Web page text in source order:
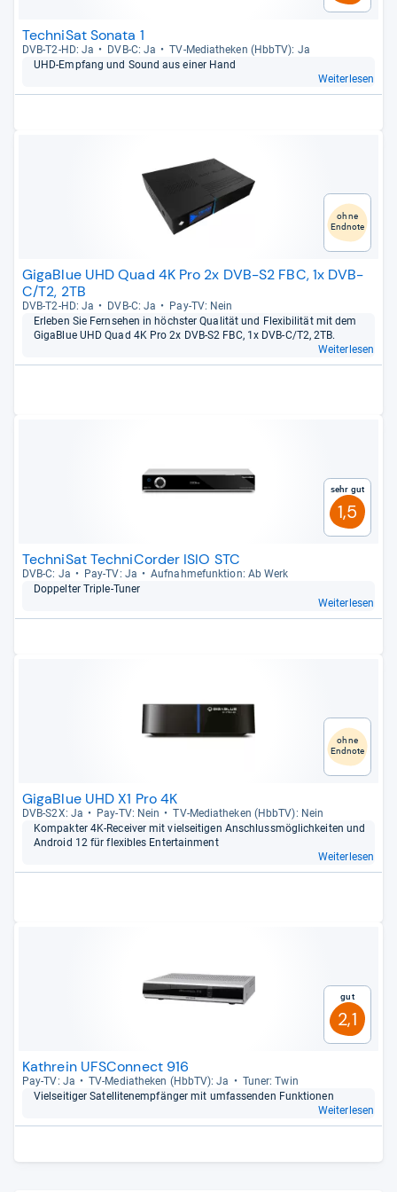
TechniSat Sonata 1
DVB-​T2-​HD: Ja DVB-​C: Ja
TV-​Media­the­ken (HbbTV): Ja
UHD-​Emp­fang und Sound aus einer Hand
Weiterlesen
ohne
Endnote
GigaBlue UHD Quad 4K Pro 2x DVB-S2 FBC, 1x DVB-
C/T2, 2TB
DVB-​T2-​HD: Ja DVB-​C: Ja
Pay-​TV: Nein
Erle­ben Sie Fern­se­hen in höchs­ter Qua­li­tät und Fle­xi­bi­li­tät mit dem
GigaB­lue UHD Quad 4K Pro 2x DVB-​S2 FBC, 1x DVB-​C/T2, 2TB.
Weiterlesen
Sehr gut
1,5
TechniSat TechniCorder ISIO STC
DVB-​C: Ja Pay-​TV: Ja
Auf­nah­me­funk­tion: Ab Werk
Dop­pel­ter Tri­ple-​Tuner
Weiterlesen
ohne
Endnote
GigaBlue UHD X1 Pro 4K
DVB-​S2X: Ja Pay-​TV: Nein
TV-​Media­the­ken (HbbTV): Nein
Kom­pak­ter 4K-​Recei­ver mit viel­sei­ti­gen Anschluss­mög­lich­kei­ten und
Android 12 für fle­xibles Enter­tain­ment
Weiterlesen
Gut
2,1
Kathrein UFSConnect 916
Pay-​TV: Ja TV-​Media­the­ken (HbbTV): Ja
Tuner: Twin
Viel­sei­ti­ger Satel­li­ten­emp­fän­ger mit umfas­sen­den Funk­tio­nen
Weiterlesen